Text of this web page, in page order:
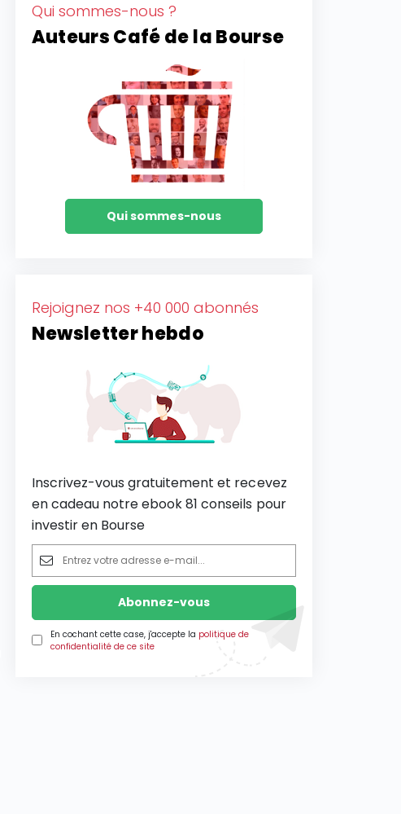
Qui sommes-nous ?
Auteurs Café de la Bourse
Qui sommes-nous
Rejoignez nos +40 000 abonnés
Newsletter hebdo
Inscrivez-vous gratuitement et recevez
en cadeau notre ebook 81 conseils pour
investir en Bourse
En cochant cette case, j'accepte la politique de
confidentialité de ce site